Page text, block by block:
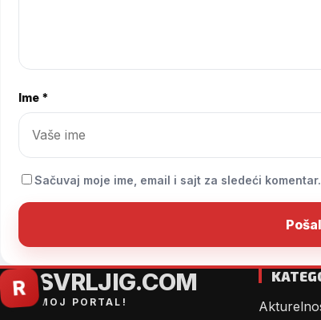
Ime *
Sačuvaj moje ime, email i sajt za sledeći komentar.
R SVRLJIG.COM
MOJ PORTAL!